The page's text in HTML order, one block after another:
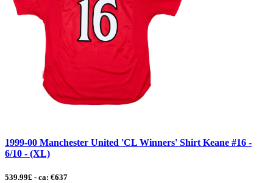
1999-00 Manchester United 'CL Winners' Shirt Keane #16 -
6/10 - (XL)
539.99£ - ca: €637